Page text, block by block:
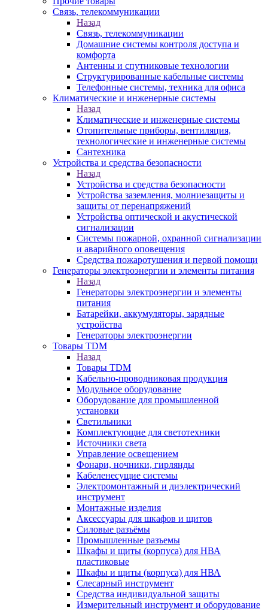
Связь, телекоммуникации
Назад
Связь, телекоммуникации
Домашние системы контроля доступа и
комфорта
Антенны и спутниковые технологии
Структурированные кабельные системы
Телефонные системы, техника для офиса
Климатические и инженерные системы
Назад
Климатические и инженерные системы
Отопительные приборы, вентиляция,
технологические и инженерные системы
Сантехника
Устройства и средства безопасности
Назад
Устройства и средства безопасности
Устройства заземления, молниезащиты и
защиты от перенапряжений
Устройства оптической и акустической
сигнализации
Системы пожарной, охранной сигнализации
и аварийного оповещения
Средства пожаротушения и первой помощи
Генераторы электроэнергии и элементы питания
Назад
Генераторы электроэнергии и элементы
питания
Батарейки, аккумуляторы, зарядные
устройства
Генераторы электроэнергии
Товары TDM
Назад
Товары TDM
Кабельно-проводниковая продукция
Модульное оборудование
Оборудование для промышленной
установки
Светильники
Комплектующие для светотехники
Источники света
Управление освещением
Фонари, ночники, гирлянды
Кабеленесущие системы
Электромонтажный и диэлектрический
инструмент
Монтажные изделия
Аксессуары для шкафов и щитов
Силовые разъёмы
Промышленные разъемы
Шкафы и щиты (корпуса) для НВА
пластиковые
Шкафы и щиты (корпуса) для НВА
Слесарный инструмент
Средства индивидуальной защиты
Измерительный инструмент и оборудование